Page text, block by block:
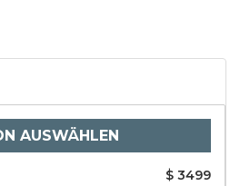
AUSWÄHLEN
$ 3499